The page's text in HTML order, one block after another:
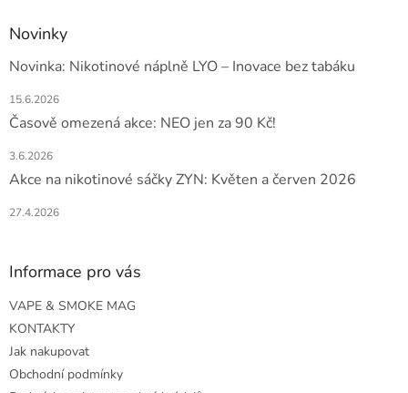
Novinky
Novinka: Nikotinové náplně LYO – Inovace bez tabáku
15.6.2026
Časově omezená akce: NEO jen za 90 Kč!
3.6.2026
Akce na nikotinové sáčky ZYN: Květen a červen 2026
27.4.2026
Informace pro vás
VAPE & SMOKE MAG
KONTAKTY
Jak nakupovat
Obchodní podmínky